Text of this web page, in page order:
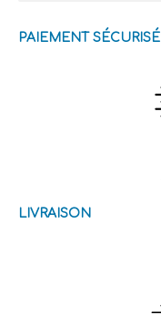
PAIEMENT SÉCURISÉ
LIVRAISON